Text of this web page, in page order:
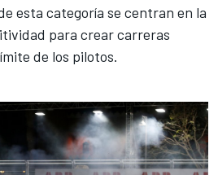
esta categoría se centran en la
para crear carreras
de los pilotos.